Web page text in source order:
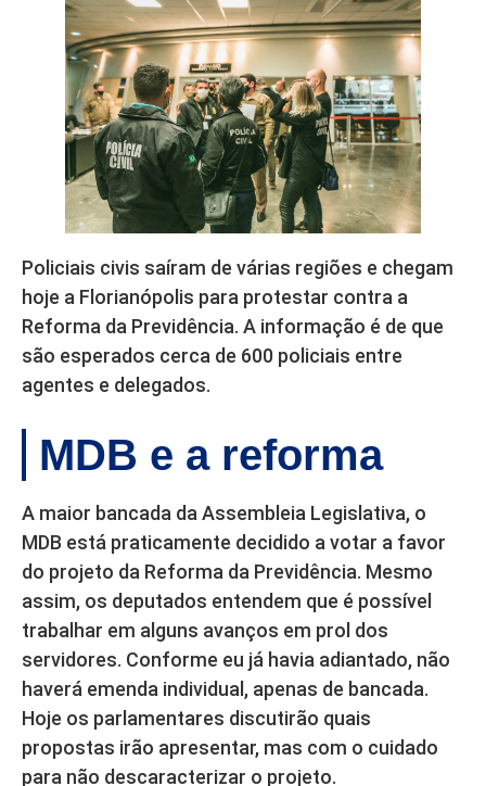
Policiais civis saíram de várias regiões e chegam
hoje a Florianópolis para protestar contra a
Reforma da Previdência. A informação é de que
são esperados cerca de 600 policiais entre
agentes e delegados.
MDB e a reforma
A maior bancada da Assembleia Legislativa, o
MDB está praticamente decidido a votar a favor
do projeto da Reforma da Previdência. Mesmo
assim, os deputados entendem que é possível
trabalhar em alguns avanços em prol dos
servidores. Conforme eu já havia adiantado, não
haverá emenda individual, apenas de bancada.
Hoje os parlamentares discutirão quais
propostas irão apresentar, mas com o cuidado
para não descaracterizar o projeto.